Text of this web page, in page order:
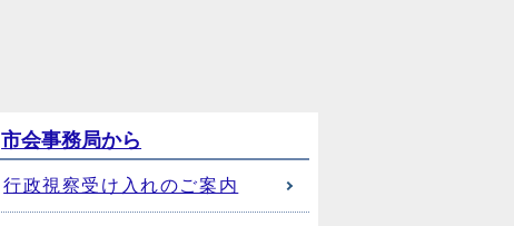
市会事務局から
行政視察受け入れのご案内